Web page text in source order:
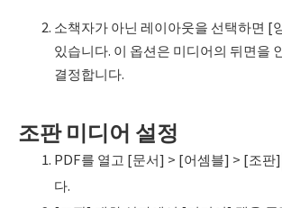
소책자가 아닌 레이아웃을 선택하면 [
있습니다. 이 옵션은 미디어의 뒤면을
결정합니다.
조판 미디어 설정
PDF를 열고 [문서] > [어셈블] > [조판]
다.